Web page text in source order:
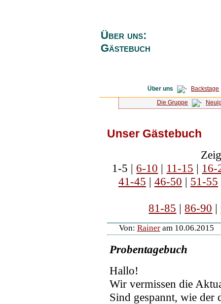
Über uns:
Gästebuch
Über uns
Backstage
Die Gruppe
Unser Gästebuch
1-5 | 6-10 | 11-15 | 16-
41-45 | 46-50 | 51-55
81-85 | 86-90 |
Von: Raineram 10.06.2015
Probentagebuch
Hallo!
Wir vermissen die
Sind gespannt, wie der